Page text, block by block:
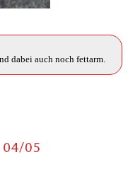
dabei auch noch fettarm.